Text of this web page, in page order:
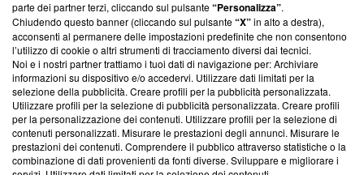
Su di noi
Team editoriale
Corporate
Redazione
Informativa Privacy
Cookie Policy
parte dei partner terzi, cliccando sul pulsante“Personalizza”.
Chiudendo questo banner (cliccando sul pulsante“X”in alto a destra),
acconsenti al permanere delle impostazioni predefinite che non consentono
l’utilizzo di cookie o altri strumenti di tracciamento diversi dai tecnici.
Noi e i nostri partner trattiamo i tuoi dati di navigazione per: Archiviare
informazioni su dispositivo e/o accedervi. Utilizzare dati limitati per la
selezione della pubblicità. Creare profili per la pubblicità personalizzata.
Utilizzare profili per la selezione di pubblicità personalizzata. Creare profili
per la personalizzazione dei contenuti. Utilizzare profili per la selezione di
contenuti personalizzati. Misurare le prestazioni degli annunci. Misurare le
prestazioni dei contenuti. Comprendere il pubblico attraverso statistiche o la
combinazione di dati provenienti da fonti diverse. Sviluppare e migliorare i